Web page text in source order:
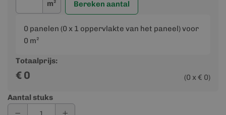
m² Bereken aantal
0 panelen (0 x 1 oppervlakte van het paneel) voor
0 m²
Totaalprijs:
€ 0 (0 x € 0)
Aantal stuks